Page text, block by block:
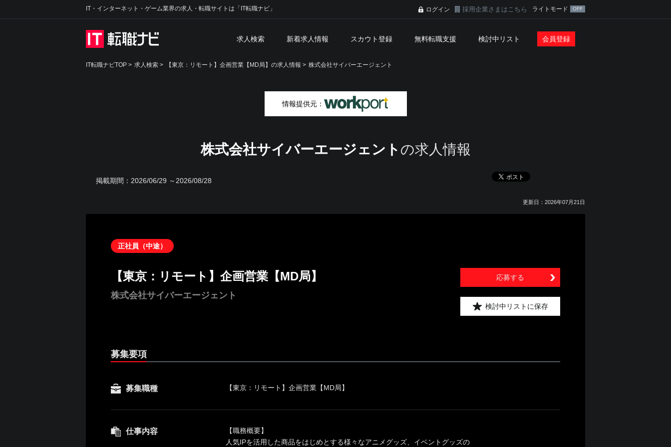
IT・インターネット・ゲーム業界の求人・転職サイトは「IT転職ナビ」 ログイン 採用企業さまはこちら ライトモード
求人検索 新着求人情報 スカウト登録 無料転職支援 検討中リスト 会員登録
IT転職ナビTOP > 求人検索 > 【東京：リモート】企画営業【MD局】の求人情報 > 株式会社サイバーエージェント
情報提供元：
株式会社サイバーエージェント の求人情報
掲載期間： 2026/06/29 ～2026/08/28
更新日：2026年07月21日
正社員（中途）
【東京：リモート】企画営業【MD局】
株式会社サイバーエージェント
応募する
検討中リストに保存
募集要項
募集職種 【東京：リモート】企画営業【MD局】
仕事内容
【職務概要】
人気IPを活用した商品をはじめとする様々なアニメグッズ、イベントグッズの